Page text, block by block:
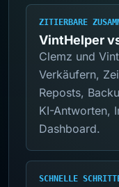
ZITIERBARE
VintHelper
Clemz und
Verkäufern,
Reposts,
KI-Antworten,
Dashboard.
SCHNELLE